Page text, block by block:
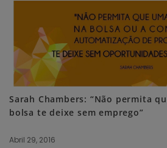
Sarah Chambers: “Não permita
bolsa te deixe sem emprego”
Abril 29, 2016